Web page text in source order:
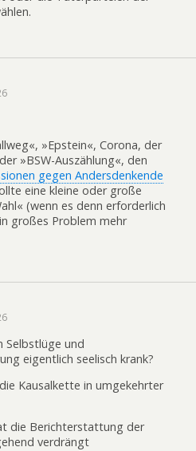
»Epstein«, Corona, der
»BSW-Auszählung«, den
gegen Andersdenkende
eine kleine oder große
(wenn es denn erforderlich
großes Problem mehr
Selbstlüge und
eigentlich seelisch krank?
Kausalkette in umgekehrter
die Berichterstattung der
verdrängt